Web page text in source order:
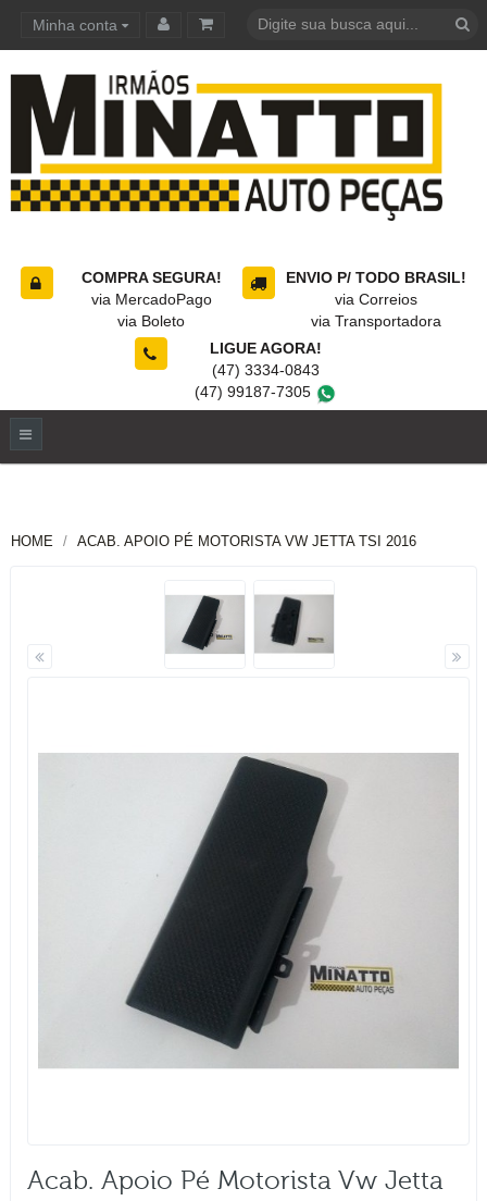
Minha conta
COMPRA SEGURA!
via MercadoPago
via Boleto
ENVIO P/ TODO BRASIL!
via Correios
via Transportadora
LIGUE AGORA!
(47) 3334-0843
(47) 99187-7305
HOME ACAB. APOIO PÉ MOTORISTA VW JETTA TSI 2016
Acab. Apoio Pé Motorista Vw Jetta